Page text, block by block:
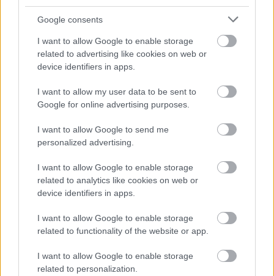
Google consents
I want to allow Google to enable storage
related to advertising like cookies on web or
device identifiers in apps.
I want to allow my user data to be sent to
Google for online advertising purposes.
I want to allow Google to send me
personalized advertising.
I want to allow Google to enable storage
related to analytics like cookies on web or
device identifiers in apps.
I want to allow Google to enable storage
related to functionality of the website or app.
I want to allow Google to enable storage
related to personalization.
⦁ Languedoc, Roussillon, és egész Dél-
Franciaország
⦁ Micsoda meglepetés…a merlot a
legszélesebb körben ültetett kékszőlő egész francia
honban (vajon mit mondanának erre a merlot
bírálói)
⦁ Magyarországon e fajta dűlőit a szekszárdi,
Egri, Villányi, Tolnai és Balatonboglári borvidékek
déli, dombos lankáin találjuk
⦁ Kalifornia, kimondottan az északi-parti
régiók
⦁ Itália, különösen pedig Trentino - Alto Adige,
⦁ Ausztrália, Chile és Argentína